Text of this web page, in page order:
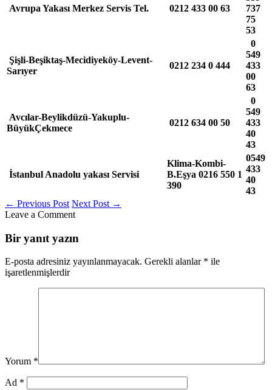
Avrupa Yakası Merkez Servis Tel. 0212 433 00 63
737
75
53
Şişli-Beşiktaş-Mecidiyeköy-Levent-
Sarıyer
0212 234 0 444
0
549
433
00
63
Avcılar-Beylikdüzü-Yakuplu-
BüyükÇekmece
0212 634 00 50
0
549
433
40
43
İstanbul Anadolu yakası Servisi
Klima-Kombi-
B.Eşya 0216 550 1
390
0549
433
40
43
← Previous Post Next Post →
Leave a Comment
Bir yanıt yazın
E-posta adresiniz yayınlanmayacak. Gerekli alanlar * ile
işaretlenmişlerdir
Yorum *
Ad *